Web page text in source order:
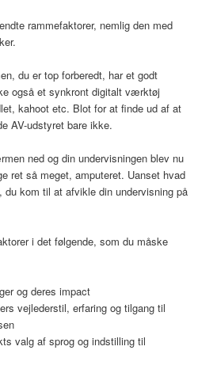
rammefaktorer, nemlig den med
du er top forberedt, har et godt
også et synkront digitalt værktøj
kahoot etc. Blot for at finde ud af at
AV-udstyret bare ikke.
ned og din undervisningen blev nu
ret så meget, amputeret. Uanset hvad
du kom til at afvikle din undervisning på
i det følgende, som du måske
og deres impact
vejlederstil, erfaring og tilgang til
valg af sprog og indstilling til